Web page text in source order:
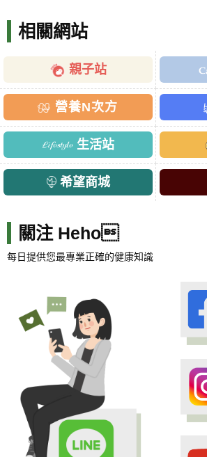
相關網站
親子站
營養N次方
生活站
希望商城
關注 Heho
每日提供您最專業正確的健康知識